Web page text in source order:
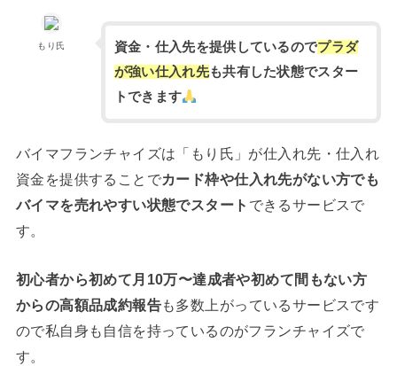
もり氏 資金・仕入先を提供しているのでプラダ
が強い仕入れ先も共有した状態でスター
トできます
バイマフランチャイズは「もり氏」が仕入れ先・仕入れ
資金を提供することでカード枠や仕入れ先がない方でも
バイマを売れやすい状態でスタート できるサービスで
す。
初心者から初めて月10万〜達成者や初めて間もない方
からの高額品成約報告も多数上がっているサービスです
ので私自身も自信を持っているのがフランチャイズで
す。